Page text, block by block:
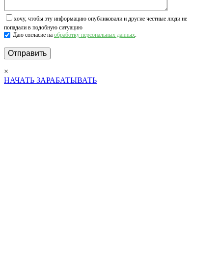
хочу, чтобы эту информацию опубликовали и другие честные люди не
попадали в подобную ситуацию
Даю согласие на обработку персональных данных.
×
НАЧАТЬ ЗАРАБАТЫВАТЬ